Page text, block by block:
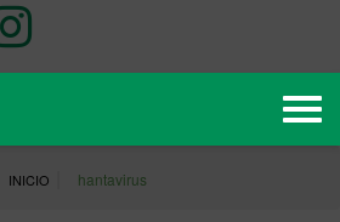
INICIO hantavirus